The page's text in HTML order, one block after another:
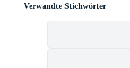
Verwandte Stichwörter